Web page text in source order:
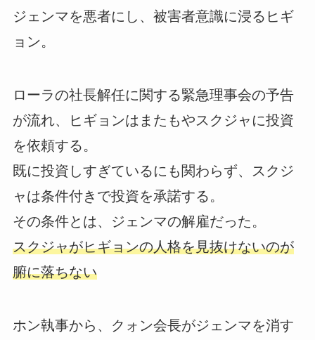
ジェンマを悪者にし、被害者意識に浸るヒギ
ョン。
ローラの社長解任に関する緊急理事会の予告
が流れ、ヒギョンはまたもやスクジャに投資
を依頼する。
既に投資しすぎているにも関わらず、スクジ
ャは条件付きで投資を承諾する。
その条件とは、ジェンマの解雇だった。
スクジャがヒギョンの人格を見抜けないのが
腑に落ちない
ホン執事から、クォン会長がジェンマを消す